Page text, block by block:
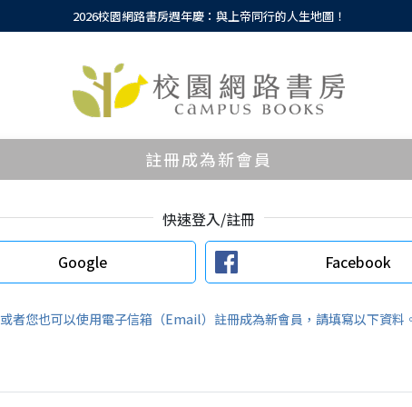
2026校園網路書房週年慶：與上帝同行的人生地圖！
註冊成為新會員
快速登入/註冊
Google
Facebook
或者您也可以使用電子信箱（Email）註冊成為新會員，請填寫以下資料